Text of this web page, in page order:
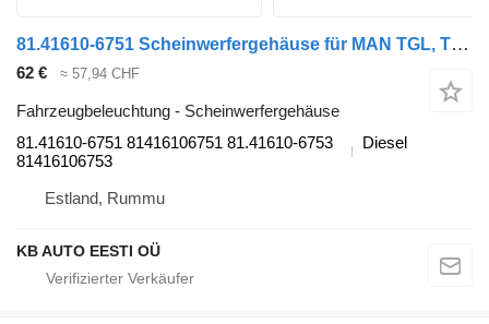
81.41610-6751 Scheinwerfergehäuse für MAN TGL, TGM, TGS, TGX (2005-2021) LKW
62 € ≈ 57,94 CHF
Fahrzeugbeleuchtung - Scheinwerfergehäuse
81.41610-6751 81416106751 81.41610-6753
81416106753
Diesel
Estland, Rummu
KB AUTO EESTI OÜ